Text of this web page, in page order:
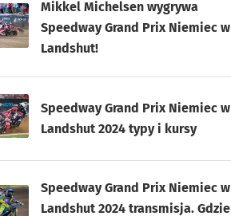
Mikkel Michelsen wygrywa
Speedway Grand Prix Niemiec w
Landshut!
Speedway Grand Prix Niemiec w
Landshut 2024 typy i kursy
Speedway Grand Prix Niemiec w
Landshut 2024 transmisja. Gdzie